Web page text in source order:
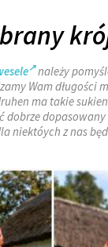
należy
Wam długości
ma takie
dopasowany
niektóych z nas